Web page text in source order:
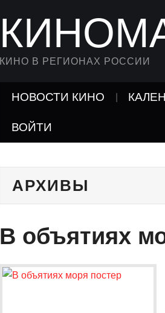
КИНО В РЕГИОНАХ РОССИИ
НОВОСТИ КИНО
ВОЙТИ
АРХИВЫ
В объятиях